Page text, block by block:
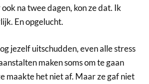
na twee dagen, kon ze dat. Ik
En opgelucht.
jezelf uitschudden, even alle stress
maken soms om te gaan
maakte het niet af. Maar ze gaf niet